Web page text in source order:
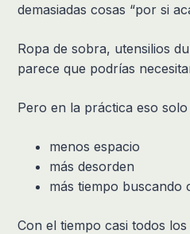
demasiadas cosas “por si
Ropa de sobra, utensilios
parece que podrías
Pero en la práctica eso
menos espacio
más desorden
más tiempo buscando
Con el tiempo casi todos